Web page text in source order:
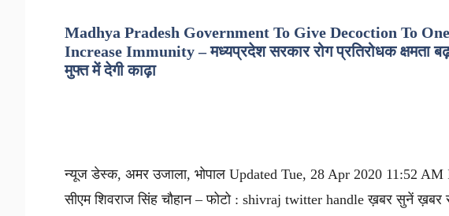
Madhya Pradesh Government To Give Decoction To
Increase Immunity – मध्यप्रदेश सरकार रोग प्रतिरोधक क्षमता
मुफ्त में देगी काढ़ा
न्यूज डेस्क, अमर उजाला, भोपाल Updated Tue, 28 Apr 2020 11:52 AM
सीएम शिवराज सिंह चौहान – फोटो : shivraj twitter handle ख़बर सुनें ख़बर